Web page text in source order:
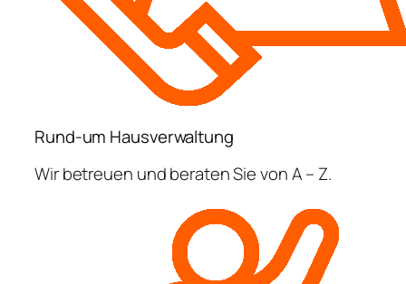
Rund-um Hausverwaltung
Wir betreuen und beraten Sie von A – Z.